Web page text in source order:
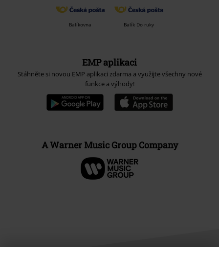
Balíkovna Balík Do ruky
EMP aplikaci
Stáhněte si novou EMP aplikaci zdarma a využijte všechny nové
funkce a výhody!
A Warner Music Group Company